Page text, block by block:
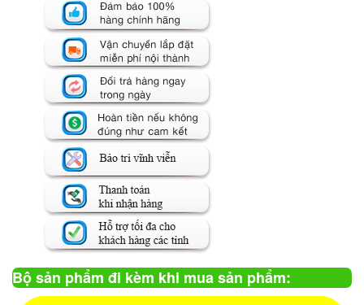
Bộ sản phẩm đi kèm khi mua sản phẩm: